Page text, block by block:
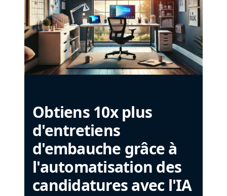
Obtiens 10x plus
d'entretiens
d'embauche grâce à
l'automatisation des
candidatures avec l'IA